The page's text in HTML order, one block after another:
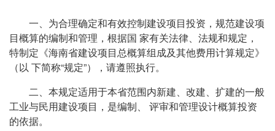
一、为合理确定和有效控制建设项目投资，规范建设项
目概算的编制和管理，根据国 家有关法律、法规和规定，
特制定《海南省建设项目总概算组成及其他费用计算规定》
（以 下简称“规定”），请遵照执行。
二、本规定适用于本省范围内新建、改建、扩建的一般
工业与民用建设项目，是编制、 评审和管理设计概算投资
的依据。